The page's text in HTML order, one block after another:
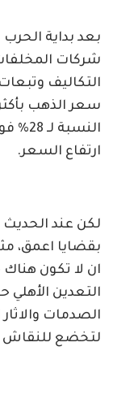
بعد بداية
التكاليف
ارتفاع السعر.
لكن عند الحديث
بقضايا اعمق،
ان لا تكون
التعدين
الصدمات
لتخضع للنقاش